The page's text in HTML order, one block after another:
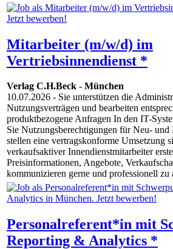
Mitarbeiter (m/w/d) im
Vertriebsinnendienst *
Verlag C.H.Beck - München
10.07.2026 - Sie unterstützen die
Nutzungsverträgen und bearbeiten
produktbezogene Anfragen In den IT-
Sie Nutzungsberechtigungen für Neu- und
stellen eine vertragskonforme Umsetzung
verkaufsaktiver Innendienstmitarbeiter
Preisinformationen, Angebote,
kommunizieren gerne und professionell zu
Personalreferent*in mit
Reporting & Analytics *